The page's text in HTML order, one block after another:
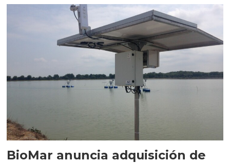
BioMar anuncia adquisición de